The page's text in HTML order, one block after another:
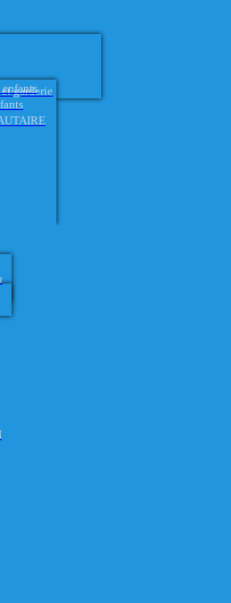
garderie